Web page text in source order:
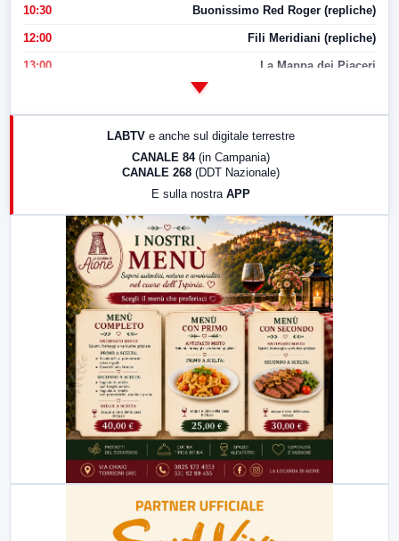
10:30 Buonissimo Red Roger (repliche)
12:00 Fili Meridiani (repliche)
13:00 La Mappa dei Piaceri
17:00 LabNews (replica)
LabNews (replica)
LABTV e anche sul digitale terrestre
CANALE 84 (in Campania)
CANALE 268 (DDT Nazionale)
E sulla nostra APP